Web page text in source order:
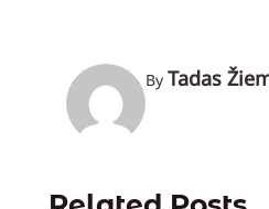
By Tadas